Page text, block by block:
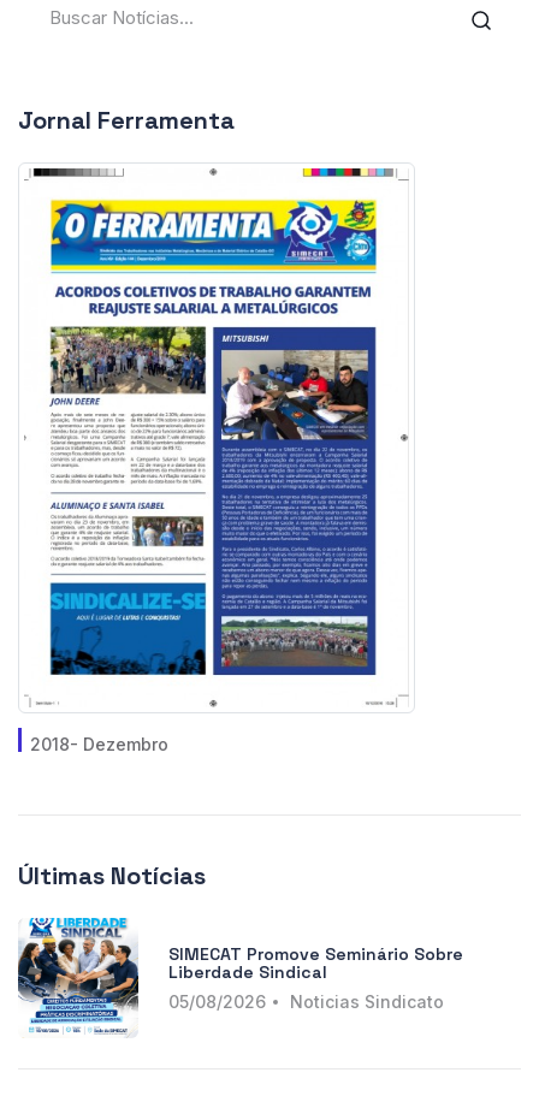
Jornal Ferramenta
2018- Dezembro
Últimas Notícias
SIMECAT Promove Seminário Sobre
Liberdade Sindical
05/08/2026 Noticias Sindicato